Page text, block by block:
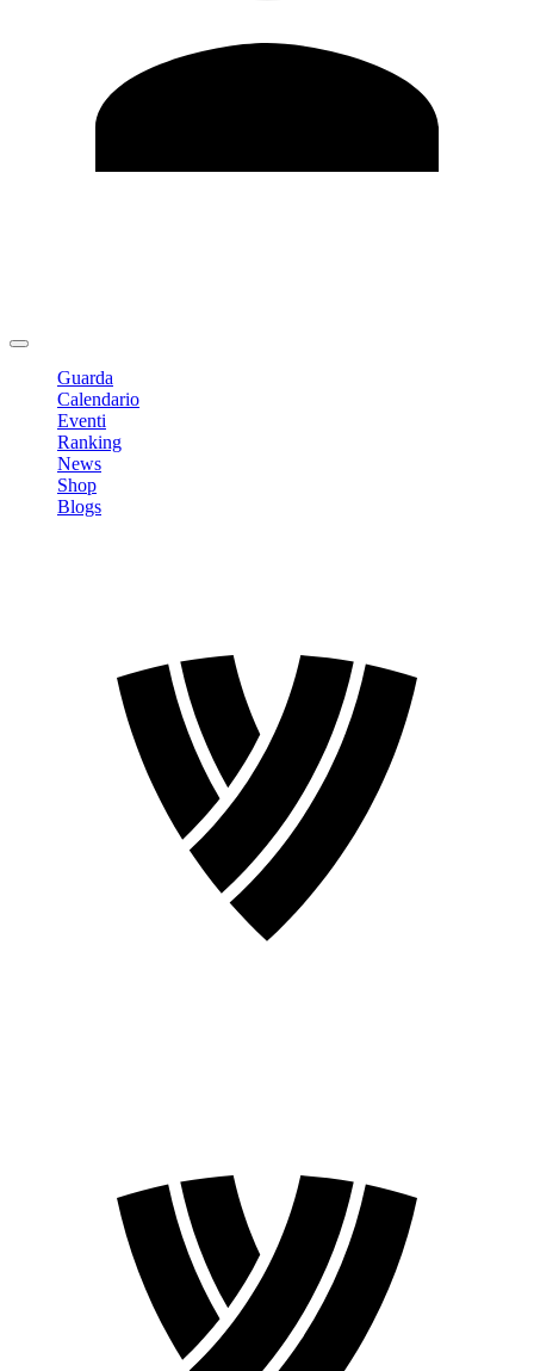
Guarda
Calendario
Eventi
Ranking
News
Shop
Blogs